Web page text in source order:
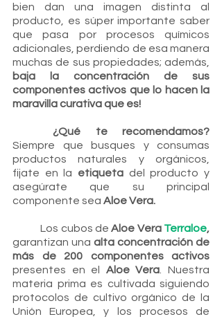
bien dan una imagen distinta al
producto, es súper importante saber
que pasa por procesos químicos
adicionales, perdiendo de esa manera
baja la concentración de sus
componentes activos que lo hacen la
maravilla curativa que es!
¿Qué te recomendamos?
Siempre que busques y consumas
productos naturales y orgánicos,
fijate en la etiqueta del producto y
asegúrate que su principal
componente sea Aloe Vera.
	Los cubos de
Aloe Vera Terraloe,
garantizan una alta concentración de
más de 200 componentes activos
presentes en el Aloe Vera . Nuestra
materia prima es cultivada siguiendo
protocolos de cultivo orgánico de la
Unión Europea, y los procesos de